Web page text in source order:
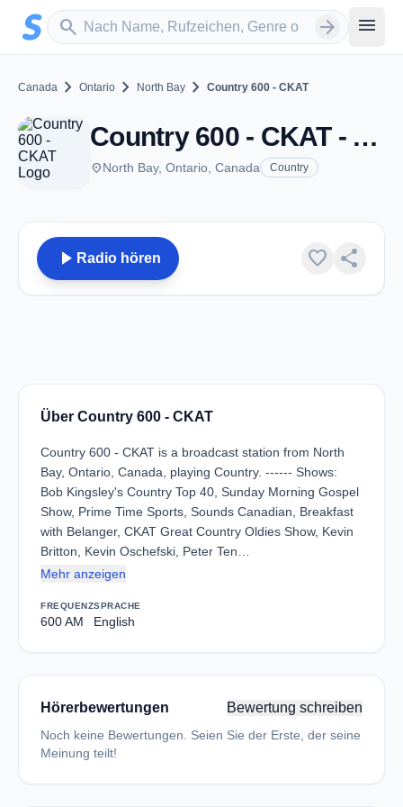
Zum Hauptinhalt springen
search
Sender suchen arrow_forward menu
Canada chevron_right Ontario chevron_right North Bay chevron_right Country 600 - CKAT
Country 600 - CKAT - AM 600 - North Bay, ON
placeNorth Bay, Ontario, Canada Country
play_arrow Radio hören favorite share
Über Country 600 - CKAT
Country 600 - CKAT is a broadcast station from North
Bay, Ontario, Canada, playing Country. ------ Shows:
Bob Kingsley's Country Top 40, Sunday Morning Gospel
Show, Prime Time Sports, Sounds Canadian, Breakfast
with Belanger, CKAT Great Country Oldies Show, Kevin
Britton, Kevin Oschefski, Peter Ten…
Mehr anzeigen
FREQUENZ
600 AM
SPRACHE
English
Hörerbewertungen Bewertung schreiben
Noch keine Bewertungen. Seien Sie der Erste, der seine
Meinung teilt!